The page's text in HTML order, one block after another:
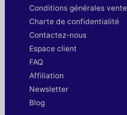
Conditions générales vente
Charte de confidentialité
Contactez-nous
Espace client
FAQ
Affiliation
Newsletter
Blog